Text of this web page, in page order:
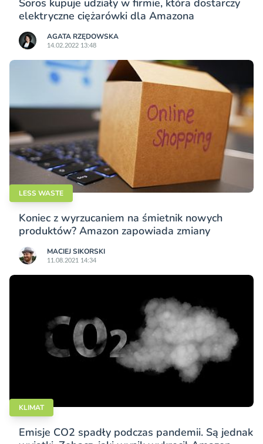
Soros kupuje udziały w firmie, która dostarczy
elektryczne ciężarówki dla Amazona
AGATA RZĘDOWSKA
14.02.2022 13:48
LESS WASTE
Koniec z wyrzucaniem na śmietnik nowych
produktów? Amazon zapowiada zmiany
MACIEJ SIKORSKI
11.08.2021 14:34
KLIMAT
Emisje CO2 spadły podczas pandemii. Są jednak